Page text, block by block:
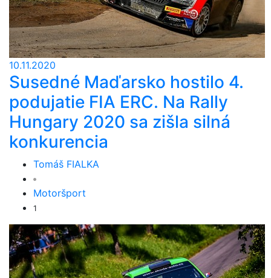
10.11.2020
Susedné Maďarsko hostilo 4.
podujatie FIA ERC. Na Rally
Hungary 2020 sa zišla silná
konkurencia
Tomáš FIALKA
Motoršport
1